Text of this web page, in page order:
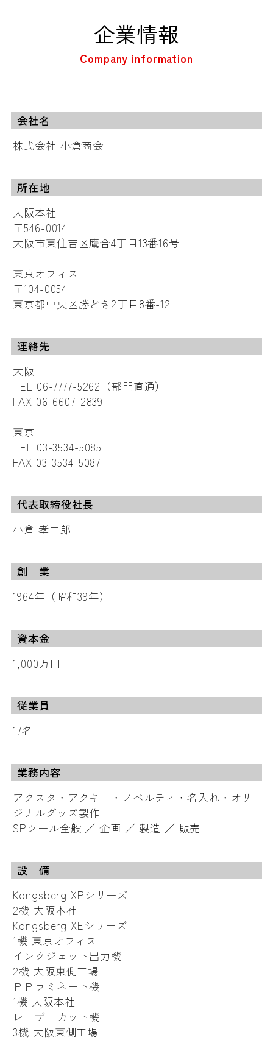
企業情報
Company information
会社名
株式会社 小倉商会
所在地
大阪本社
〒546-0014
大阪市東住吉区鷹合4丁目13番16号
東京オフィス
〒104-0054
東京都中央区勝どき2丁目8番-12
連絡先
大阪
TEL 06-7777-5262（部門直通）
FAX 06-6607-2839
東京
TEL 03-3534-5085
FAX 03-3534-5087
代表取締役社長
小倉 孝二郎
創 業
1964年（昭和39年）
資本金
1,000万円
従業員
17名
業務内容
アクスタ・アクキー・ノベルティ・名入れ・オリ
ジナルグッズ製作
SPツール全般 ／ 企画 ／ 製造 ／ 販売
設 備
Kongsberg XPシリーズ
2機 大阪本社
Kongsberg XEシリーズ
1機 東京オフィス
インクジェット出力機
2機 大阪東側工場
ＰＰラミネート機
1機 大阪本社
レーザーカット機
3機 大阪東側工場